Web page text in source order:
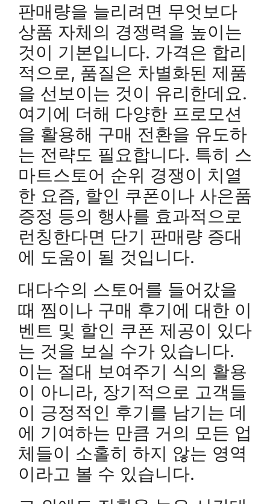
판매량을 늘리려면 무엇보다
상품 자체의 경쟁력을 높이는
것이 기본입니다. 가격은 합리
적으로, 품질은 차별화된 제품
을 선보이는 것이 유리한데요.
여기에 더해 다양한 프로모션
을 활용해 구매 전환을 유도하
는 전략도 필요합니다. 특히 스
마트스토어 순위 경쟁이 치열
한 요즘, 할인 쿠폰이나 사은품
증정 등의 행사를 효과적으로
런칭한다면 단기 판매량 증대
에 도움이 될 것입니다.
대다수의 스토어를 들어갔을
때 찜이나 구매 후기에 대한 이
벤트 및 할인 쿠폰 제공이 있다
는 것을 보실 수가 있습니다.
이는 절대 보여주기 식의 활용
이 아니라, 장기적으로 고객들
이 긍정적인 후기를 남기는 데
에 기여하는 만큼 거의 모든 업
체들이 소홀히 하지 않는 영역
이라고 볼 수 있습니다.